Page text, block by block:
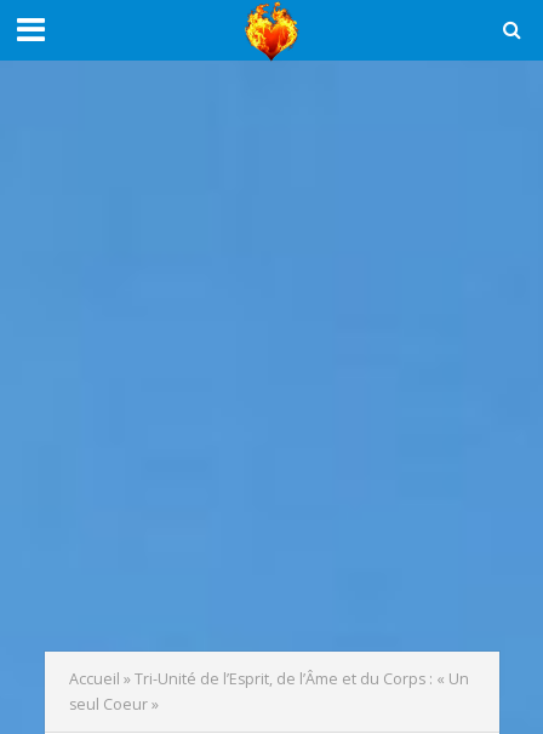
Accueil »Tri-Unité de l’Esprit, de l’Âme et du Corps : « Un
seul Coeur »